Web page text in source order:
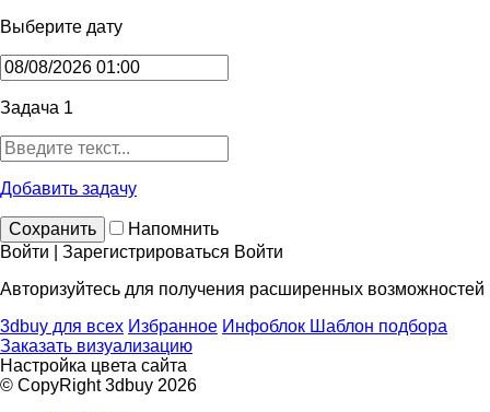
Выберите дату
Задача 1
Добавить задачу
Сохранить
Напомнить
Войти | Зарегистрироваться Войти
Авторизуйтесь для получения расширенных возможностей
3dbuy для всех Избранное Инфоблок Шаблон подбора
Заказать визуализацию
Настройка цвета сайта
© CopyRight 3dbuy 2026